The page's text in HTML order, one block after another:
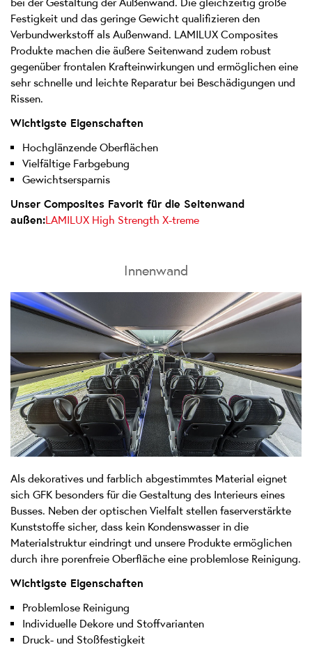
Festigkeit und das geringe Gewicht qualifizieren den
Verbundwerkstoff als Außenwand. LAMILUX Composites
Produkte machen die äußere Seitenwand zudem robust
gegenüber frontalen Krafteinwirkungen und ermöglichen eine
sehr schnelle und leichte Reparatur bei Beschädigungen und
Rissen.
Wichtigste Eigenschaften
Hochglänzende Oberflächen
Vielfältige Farbgebung
Gewichtsersparnis
Unser Composites Favorit für die Seitenwand
außen:LAMILUX High Strength X-treme
Innenwand
Als dekoratives und farblich abgestimmtes Material eignet
sich GFK besonders für die Gestaltung des Interieurs eines
Busses. Neben der optischen Vielfalt stellen faserverstärkte
Kunststoffe sicher, dass kein Kondenswasser in die
Materialstruktur eindringt und unsere Produkte ermöglichen
durch ihre porenfreie Oberfläche eine problemlose Reinigung.
Wichtigste Eigenschaften
Problemlose Reinigung
Individuelle Dekore und Stoffvarianten
Druck- und Stoßfestigkeit